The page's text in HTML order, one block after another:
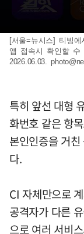
[서울=뉴시스] 티빙
앱 접속시 확인할 수
2026.06.03.
특히 앞선 대형
화번호 같은 항
본인인증을 거
다.
CI 자체만으로
공격자가 다른
으로 여러 서비